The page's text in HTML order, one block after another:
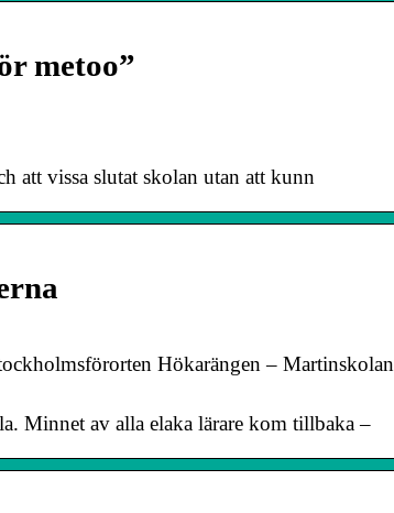
metoo”
att vissa slutat skolan utan att kunn
Hökarängen – Martinskolan
Minnet av alla elaka lärare kom tillbaka –